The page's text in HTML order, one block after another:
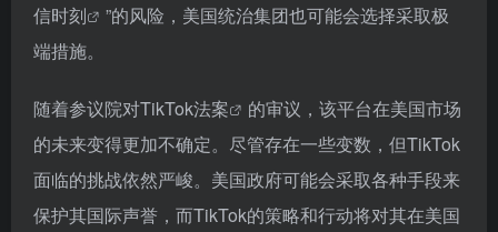
信时刻
”的风险，美国统治集团也可能会选择采取极
端措施。
随着参议院对TikTok法案
的审议，该平台在美国市场
的未来变得更加不确定。尽管存在一些变数，但TikTok
面临的挑战依然严峻。美国政府可能会采取各种手段来
保护其国际声誉，而TikTok的策略和行动将对其在美国